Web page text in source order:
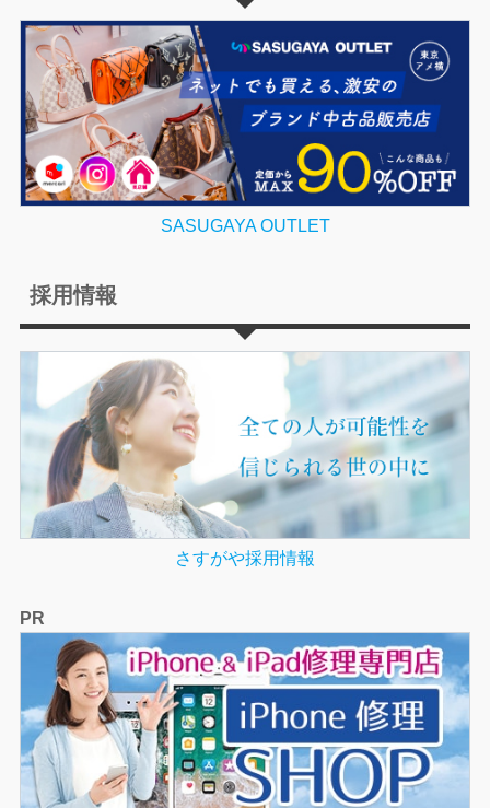
SASUGAYA OUTLET
採用情報
さすがや採用情報
PR